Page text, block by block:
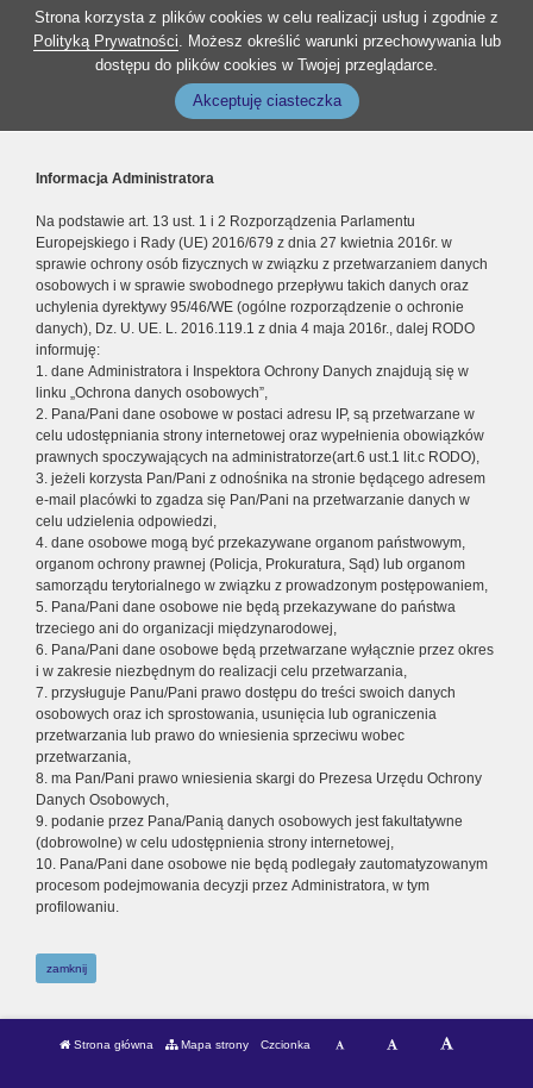
Strona korzysta z plików cookies w celu realizacji usług i zgodnie z
Polityką Prywatności. Możesz określić warunki przechowywania lub
dostępu do plików cookies w Twojej przeglądarce.
Akceptuję ciasteczka
Informacja Administratora
Na podstawie art. 13 ust. 1 i 2 Rozporządzenia Parlamentu
Europejskiego i Rady (UE) 2016/679 z dnia 27 kwietnia 2016r. w
sprawie ochrony osób fizycznych w związku z przetwarzaniem danych
osobowych i w sprawie swobodnego przepływu takich danych oraz
uchylenia dyrektywy 95/46/WE (ogólne rozporządzenie o ochronie
danych), Dz. U. UE. L. 2016.119.1 z dnia 4 maja 2016r., dalej RODO
informuję:
1. dane Administratora i Inspektora Ochrony Danych znajdują się w
linku „Ochrona danych osobowych”,
2. Pana/Pani dane osobowe w postaci adresu IP, są przetwarzane w
celu udostępniania strony internetowej oraz wypełnienia obowiązków
prawnych spoczywających na administratorze(art.6 ust.1 lit.c RODO),
3. jeżeli korzysta Pan/Pani z odnośnika na stronie będącego adresem
e-mail placówki to zgadza się Pan/Pani na przetwarzanie danych w
celu udzielenia odpowiedzi,
4. dane osobowe mogą być przekazywane organom państwowym,
organom ochrony prawnej (Policja, Prokuratura, Sąd) lub organom
samorządu terytorialnego w związku z prowadzonym postępowaniem,
5. Pana/Pani dane osobowe nie będą przekazywane do państwa
trzeciego ani do organizacji międzynarodowej,
6. Pana/Pani dane osobowe będą przetwarzane wyłącznie przez okres
i w zakresie niezbędnym do realizacji celu przetwarzania,
7. przysługuje Panu/Pani prawo dostępu do treści swoich danych
osobowych oraz ich sprostowania, usunięcia lub ograniczenia
przetwarzania lub prawo do wniesienia sprzeciwu wobec
przetwarzania,
8. ma Pan/Pani prawo wniesienia skargi do Prezesa Urzędu Ochrony
Danych Osobowych,
9. podanie przez Pana/Panią danych osobowych jest fakultatywne
(dobrowolne) w celu udostępnienia strony internetowej,
10. Pana/Pani dane osobowe nie będą podlegały zautomatyzowanym
procesom podejmowania decyzji przez Administratora, w tym
profilowaniu.
zamknij
Strona główna Mapa strony Czcionka